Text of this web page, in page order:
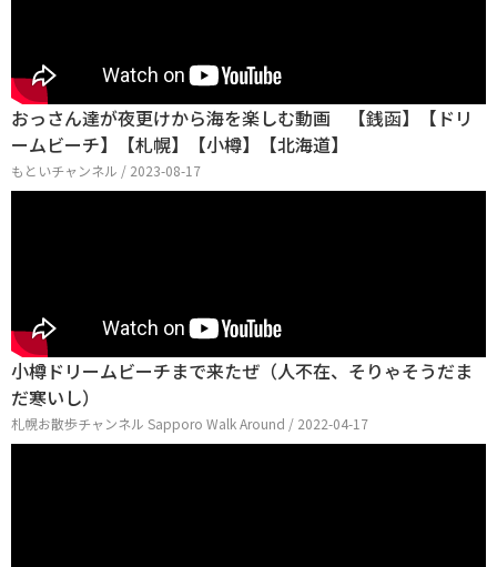
おっさん達が夜更けから海を楽しむ動画 【銭函】【ドリ
ームビーチ】【札幌】【小樽】【北海道】
もといチャンネル / 2023-08-17
小樽ドリームビーチまで来たぜ（人不在、そりゃそうだま
だ寒いし）
札幌お散歩チャンネル Sapporo Walk Around / 2022-04-17